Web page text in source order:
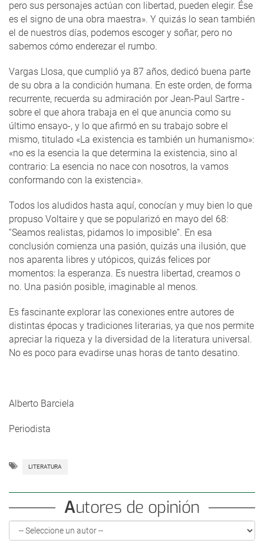
pero sus personajes actúan con libertad, pueden elegir. Ése
es el signo de una obra maestra». Y quizás lo sean también
el de nuestros días, podemos escoger y soñar, pero no
sabemos cómo enderezar el rumbo.
Vargas Llosa, que cumplió ya 87 años, dedicó buena parte
de su obra a la condición humana. En este orden, de forma
recurrente, recuerda su admiración por Jean-Paul Sartre -
sobre el que ahora trabaja en el que anuncia como su
último ensayo-, y lo que afirmó en su trabajo sobre el
mismo, titulado «La existencia es también un humanismo»:
«no es la esencia la que determina la existencia, sino al
contrario: La esencia no nace con nosotros, la vamos
conformando con la existencia».
Todos los aludidos hasta aquí, conocían y muy bien lo que
propuso Voltaire y que se popularizó en mayo del 68:
“Seamos realistas, pidamos lo imposible”. En esa
conclusión comienza una pasión, quizás una ilusión, que
nos aparenta libres y utópicos, quizás felices por
momentos: la esperanza. Es nuestra libertad, creamos o
no. Una pasión posible, imaginable al menos.
Es fascinante explorar las conexiones entre autores de
distintas épocas y tradiciones literarias, ya que nos permite
apreciar la riqueza y la diversidad de la literatura universal.
No es poco para evadirse unas horas de tanto desatino.
Alberto Barciela
Periodista
LITERATURA
Autores de opinión